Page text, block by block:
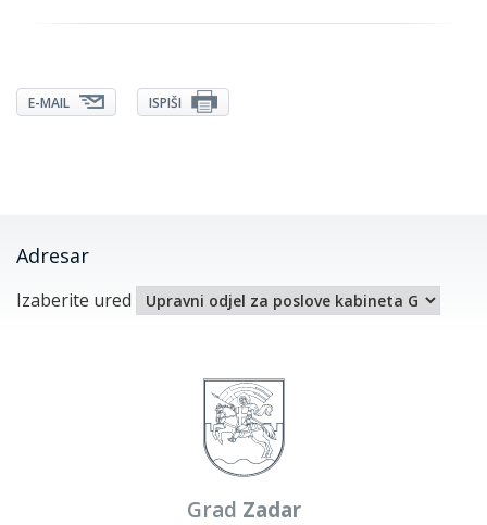
E-MAIL ISPIŠI
Adresar
Izaberite ured
Grad Zadar